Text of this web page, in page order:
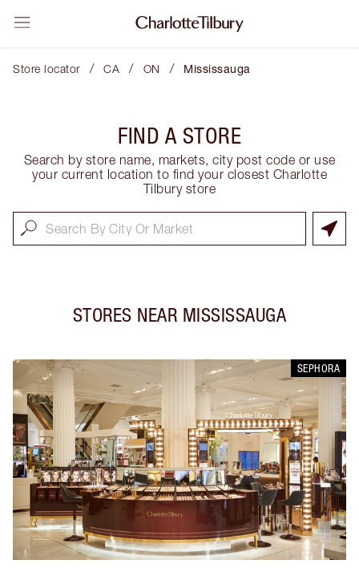
Store locator / CA / ON / Mississauga
FIND A STORE
Search by store name, markets, city post code or use
your current location to find your closest Charlotte
Tilbury store
STORES NEAR MISSISSAUGA
SEPHORA